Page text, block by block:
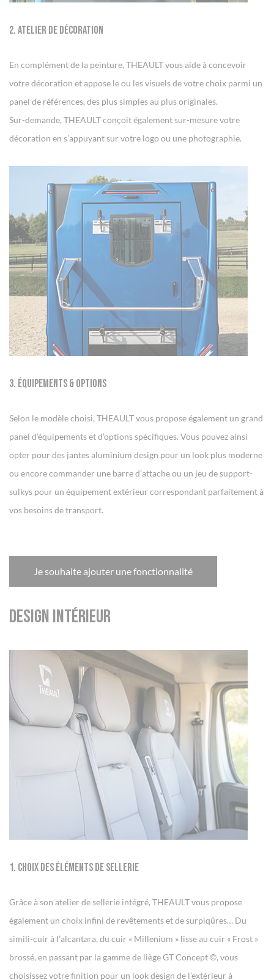
2. Atelier de décoration
En complément de la peinture, THEAULT vous aide à concevoir
votre décoration et appose le ou les visuels de votre choix parmi un
panel de références, des plus simples au plus originales.
Sur-demande, THEAULT conçoit également sur-mesure votre
décoration en s’appuyant sur votre logo ou une photographie.
3. Équipements & Options
Selon le modèle choisi, THEAULT vous propose également un grand
panel d’équipements et d’options spécifiques. Vous pouvez ainsi
opter pour des jantes aluminium design pour un look plus moderne
ou encore commander une barre d’attache ou un jeu de support-
sulkys pour un équipement extérieur correspondant parfaitement à
vos besoins de transport.
Je souhaite ajouter une fonctionnalité
Design intérieur
1. Choix des éléments de sellerie
Grâce à son atelier de sellerie intégré, THEAULT vous propose
également un choix infini de revêtements et de surpiqûres… Du
simili-cuir à l’alcantara, du cuir « Millenium » lisse au cuir « Frost »
brossé, en passant par la gamme de liège GT Concept ©, vous
choisissez votre finition pour un look design de l’extérieur à